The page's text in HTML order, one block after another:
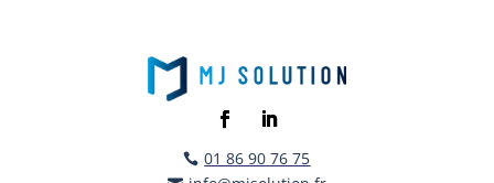
 01 86 90 76 75